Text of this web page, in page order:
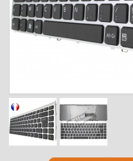
MEDION
MSI
SAMSUNG
SONY